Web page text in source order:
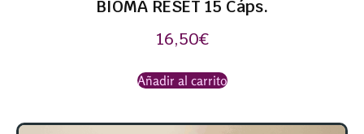
BIOMA RESET 15 Cáps.
16,50€
Añadir al carrito